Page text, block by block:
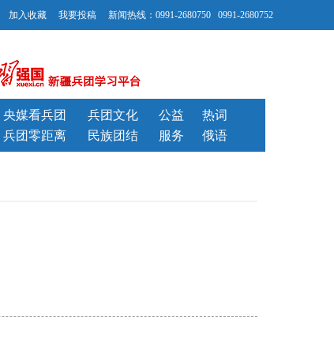
加入收藏 我要投稿 新闻热线：0991-2680750 0991-2680752
央媒看兵团
兵团零距离
兵团文化 公益
热词
民族团结
服务 俄语